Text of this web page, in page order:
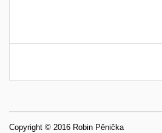
Copyright © 2016 Robin Pěnička